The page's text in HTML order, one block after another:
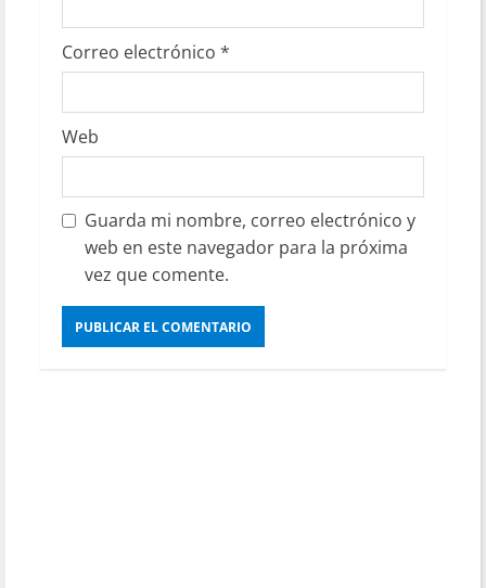
Correo electrónico *
Web
Guarda mi nombre, correo electrónico y
web en este navegador para la próxima
vez que comente.